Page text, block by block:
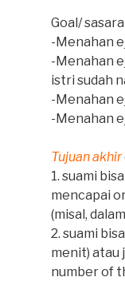
Goal/
-Menahan
-Menahan
istri sudah
-Menahan
-Menahan
Tujuan akhir
1. suami
mencapai
(misal,
2. suami
menit) atau
number of